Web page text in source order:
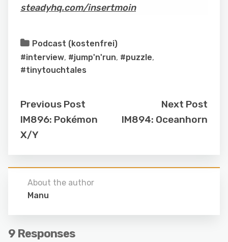
steadyhq.com/insertmoin
Podcast (kostenfrei)
#interview, #jump'n'run, #puzzle,
#tinytouchtales
Previous Post
IM896: Pokémon
X/Y
Next Post
IM894: Oceanhorn
About the author
Manu
9 Responses